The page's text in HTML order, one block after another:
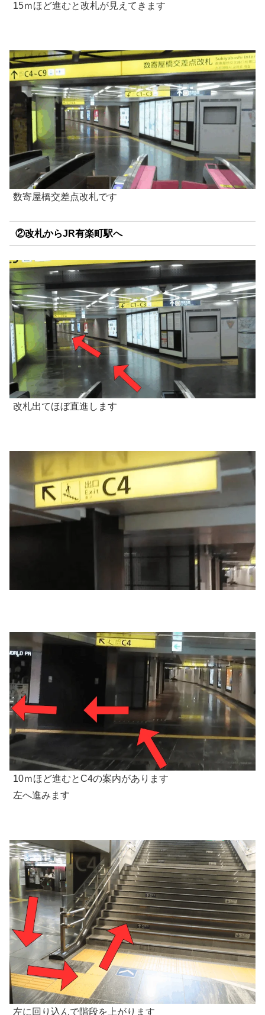
15ｍほど進むと改札が見えてきます
数寄屋橋交差点改札です
②改札からJR有楽町駅へ
改札出てほぼ直進します
10ｍほど進むとC4の案内があります
左へ進みます
左に回り込んで階段を上がります